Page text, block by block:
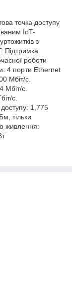
точка доступу
IoT-
з
Підтримка
роботи
4 порти Ethernet
Мбіт/с.
Мбіт/с.
с.
1,775
тільки
живлення: